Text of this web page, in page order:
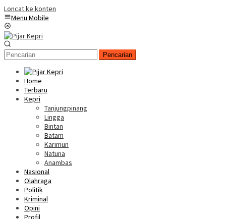
Loncat ke konten
Menu Mobile
Pencarian
Home
Terbaru
Kepri
Tanjungpinang
Lingga
Bintan
Batam
Karimun
Natuna
Anambas
Nasional
Olahraga
Politik
Kriminal
Opini
Profil